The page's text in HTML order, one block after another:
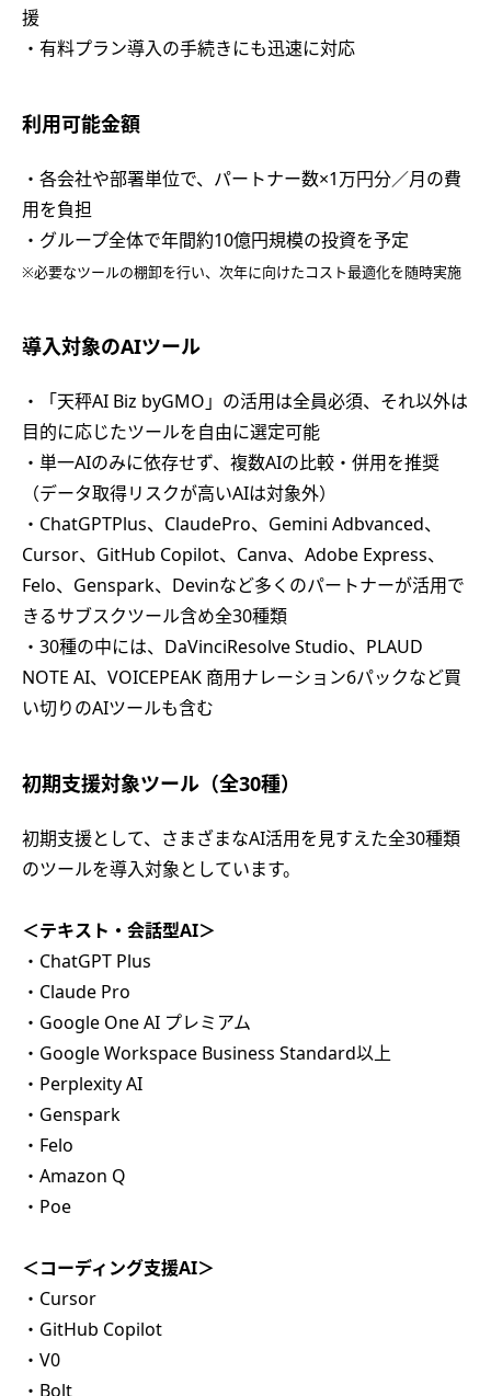
援
・有料プラン導入の手続きにも迅速に対応
利用可能金額
・各会社や部署単位で、パートナー数×1万円分／月の費
用を負担
・グループ全体で年間約10億円規模の投資を予定
※必要なツールの棚卸を行い、次年に向けたコスト最適化を随時実施
導入対象のAIツール
・「天秤AI Biz byGMO」の活用は全員必須、それ以外は
目的に応じたツールを自由に選定可能
・単一AIのみに依存せず、複数AIの比較・併用を推奨
（データ取得リスクが高いAIは対象外）
・ChatGPTPlus、ClaudePro、Gemini Adbvanced、
Cursor、GitHub Copilot、Canva、Adobe Express、
Felo、Genspark、Devinなど多くのパートナーが活用で
きるサブスクツール含め全30種類
・30種の中には、DaVinciResolve Studio、PLAUD
NOTE AI、VOICEPEAK 商用ナレーション6パックなど買
い切りのAIツールも含む
初期支援対象ツール（全30種）
初期支援として、さまざまなAI活用を見すえた全30種類
のツールを導入対象としています。
＜テキスト・会話型AI＞
・ChatGPT Plus
・Claude Pro
・Google One AI プレミアム
・Google Workspace Business Standard以上
・Perplexity AI
・Genspark
・Felo
・Amazon Q
・Poe
＜コーディング支援AI＞
・Cursor
・GitHub Copilot
・V0
・Bolt